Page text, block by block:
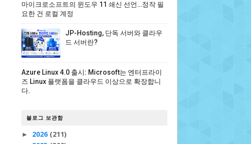
마이크로소프트의 윈도우 11 쇄신 선언…정작 필
요한 건 로컬 계정
JP-Hosting, 단독 서버와 클라우
드 서버란?
Azure Linux 4.0 출시: Microsoft는 엔터프라이
즈 Linux 플랫폼을 클라우드 이상으로 확장합니
다.
블로그 보관함
► 2026 (211)